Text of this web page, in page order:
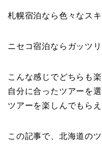
札幌宿泊なら色々なスキ
ニセコ宿泊ならガッツリ
こんな感じでどちらも
自分に合ったツアーを
ツアーを楽しんでもら
この記事で、北海道の